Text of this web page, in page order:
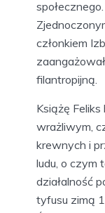
członkiem
filantropijną.
Książę Feliks
wrażliwym,
krewnych i
ludu, o czym
działalność
tyfusu zimą